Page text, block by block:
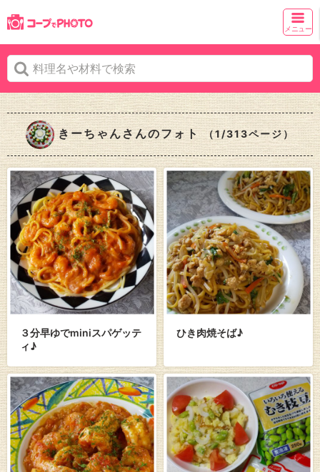
メニュー
きーちゃんさんのフォト （1/313ページ）
３分早ゆでminiスパゲッテ
ィ♪
ひき肉焼そば♪